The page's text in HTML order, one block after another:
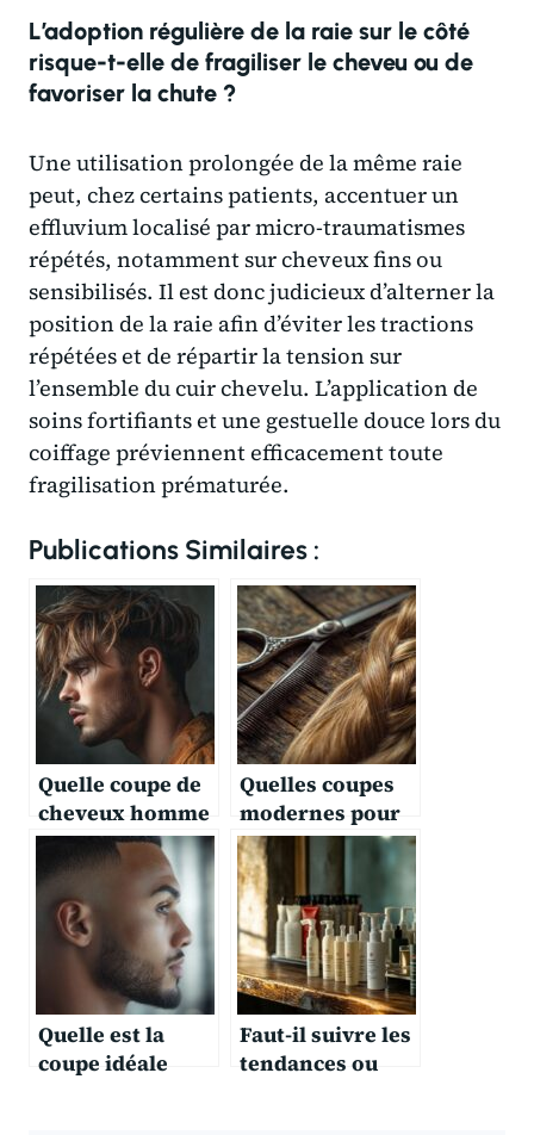
L’adoption régulière de la raie sur le côté
risque-t-elle de fragiliser le cheveu ou de
favoriser la chute ?
Une utilisation prolongée de la même raie
peut, chez certains patients, accentuer un
effluvium localisé par micro-traumatismes
répétés, notamment sur cheveux fins ou
sensibilisés. Il est donc judicieux d’alterner la
position de la raie afin d’éviter les tractions
répétées et de répartir la tension sur
l’ensemble du cuir chevelu. L’application de
soins fortifiants et une gestuelle douce lors du
coiffage préviennent efficacement toute
fragilisation prématurée.
Publications Similaires :
Quelle coupe de
cheveux homme
est tendance
cette année ?
Quelles coupes
modernes pour
un homme avec
des cheveux
épais ?
Quelle est la
coupe idéale
Faut-il suivre les
tendances ou